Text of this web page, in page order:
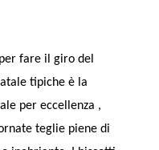
fare il giro del
tipiche è la
per eccellenza ,
teglie piene di